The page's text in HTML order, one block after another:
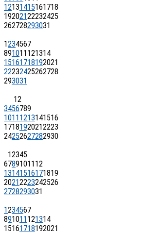
12131415161718
19202122232425
262728293031
1234567
891011 121314
15161718192021
22232425262728
293031
12
3456789
1011 1213141516
17181920212223
24252627282930
12345
67891011 12
13141516171819
20212223242526
2728293031
1234567
891011 121314
15161718192021